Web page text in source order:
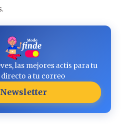
las mejores actis para tu
a tu correo
Newsletter